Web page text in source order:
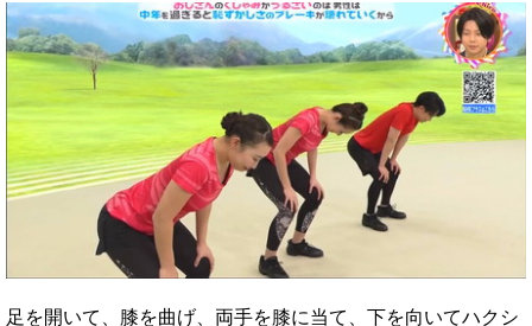
足を開いて、膝を曲げ、両手を膝に当て、下を向いてハクシ